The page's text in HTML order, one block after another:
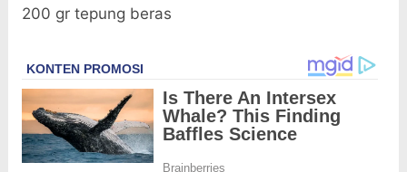
200 gr tepung beras